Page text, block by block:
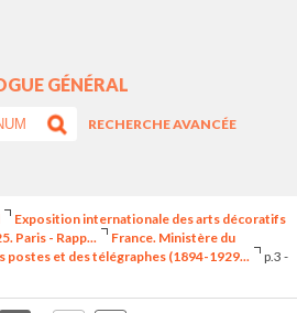
GÉNÉRAL
RECHERCHE AVANCÉE
Exposition internationale des arts décoratifs
Paris - Rapp...
France. Ministère du
postes et des télégraphes (1894-1929...
p.3 -